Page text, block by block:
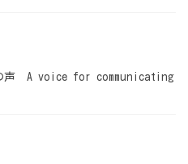
の声 A voice for communicating